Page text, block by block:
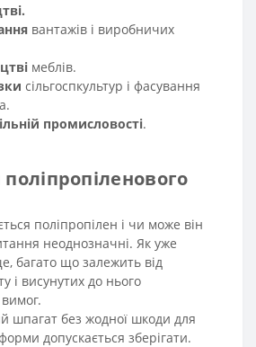
вантажів і виробничих
меблів.
сільгоспкультур і фасування
промисловості.
поліпропілен і чи може він
неоднозначні. Як уже
багато що залежить від
і висунутих до нього
шпагат без жодної шкоди для
допускається зберігати.